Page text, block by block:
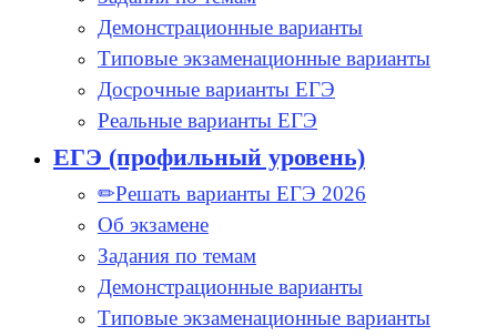
Демонстрационные варианты
Типовые экзаменационные варианты
Досрочные варианты ЕГЭ
Реальные варианты ЕГЭ
ЕГЭ (профильный уровень)
✏Решать варианты ЕГЭ 2026
Об экзамене
Задания по темам
Демонстрационные варианты
Типовые экзаменационные варианты